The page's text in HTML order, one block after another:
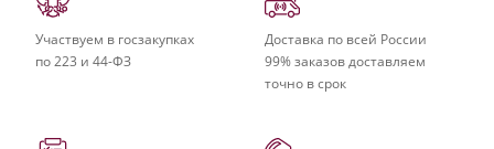
Участвуем в госзакупках
по 223 и 44-ФЗ
Доставка по всей России
99% заказов доставляем
точно в срок